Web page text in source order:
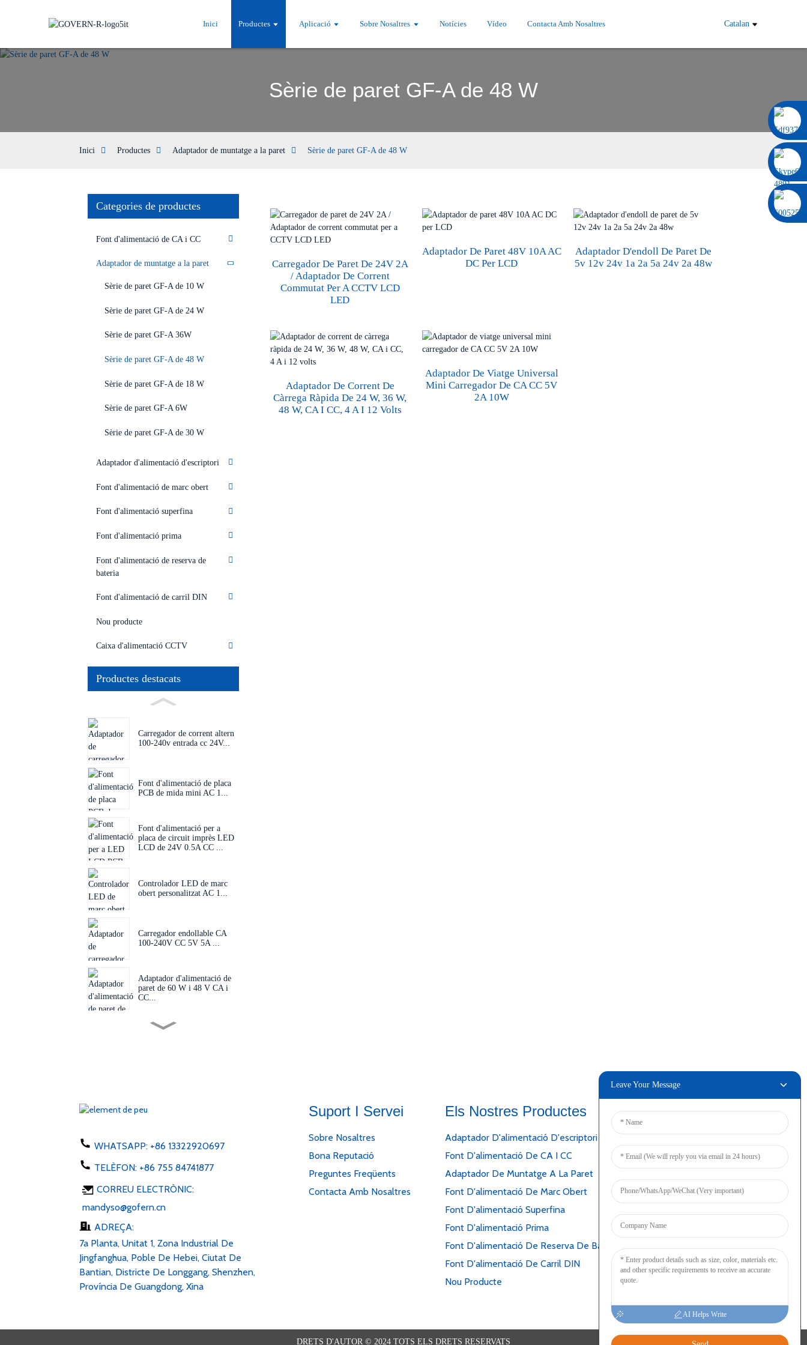
Inici Productes Aplicació Sobre Nosaltres Notícies Vídeo Contacta Amb Nosaltres Catalan
Sèrie de paret GF-A de 48 W
Inici Productes Adaptador de muntatge a la paret Sèrie de paret GF-A de 48 W
Categories de productes
Font d'alimentació de CA i CC
Adaptador de muntatge a la paret
Sèrie de paret GF-A de 10 W
Sèrie de paret GF-A de 24 W
Sèrie de paret GF-A 36W
Sèrie de paret GF-A de 48 W
Sèrie de paret GF-A de 18 W
Sèrie de paret GF-A 6W
Sèrie de paret GF-A de 30 W
Adaptador d'alimentació d'escriptori
Font d'alimentació de marc obert
Font d'alimentació superfina
Font d'alimentació prima
Font d'alimentació de reserva de
bateria
Font d'alimentació de carril DIN
Nou producte
Caixa d'alimentació CCTV
Productes destacats
Carregador de corrent altern
100-240v entrada cc 24V...
Font d'alimentació de placa
PCB de mida mini AC 1...
Font d'alimentació per a
placa de circuit imprès LED
LCD de 24V 0.5A CC ...
Controlador LED de marc
obert personalitzat AC 1...
Carregador endollable CA
100-240V CC 5V 5A ...
Adaptador d'alimentació de
paret de 60 W i 48 V CA i
CC...
tipus C USB ac 100-24...
Tira de LED 6v 12v 24v CA
100-240V CC 1...
Carregador De Paret De 24V 2A
/ Adaptador De Corrent
Commutat Per A CCTV LCD
LED
Adaptador De Paret 48V 10A AC
DC Per LCD
Adaptador D'endoll De Paret De
5v 12v 24v 1a 2a 5a 24v 2a 48w
Adaptador De Corrent De
Càrrega Ràpida De 24 W, 36 W,
48 W, CA I CC, 4 A I 12 Volts
Adaptador De Viatge Universal
Mini Carregador De CA CC 5V
2A 10W
WHATSAPP: +86 13322920697
TELÈFON: +86 755 84741877
CORREU ELECTRÒNIC:
mandyso@gofern.cn
ADREÇA:
7a Planta, Unitat 1, Zona Industrial De
Jingfanghua, Poble De Hebei, Ciutat De
Bantian, Districte De Longgang, Shenzhen,
Província De Guangdong, Xina
Suport I Servei
Sobre Nosaltres
Bona Reputació
Preguntes Freqüents
Contacta Amb Nosaltres
Els Nostres Productes
Adaptador D'alimentació D'escriptori
Font D'alimentació De CA I CC
Adaptador De Muntatge A La Paret
Font D'alimentació De Marc Obert
Font D'alimentació Superfina
Font D'alimentació Prima
Font D'alimentació De Reserva De Bateria
Font D'alimentació De Carril DIN
Nou Producte
Connectar
DRETS D'AUTOR © 2024 TOTS ELS DRETS RESERVATS
Leave Your Message
AI Helps Write